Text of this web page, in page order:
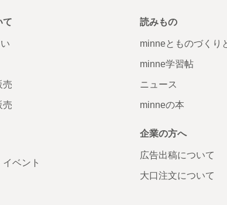
て
売
売
ベント
読みもの
minneとものづくり
minne学習帖
ニュース
minneの本
企業の方へ
広告出稿について
大口注文について